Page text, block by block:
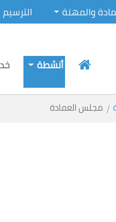
والمهنة الترسيم
أنشطة
مجلس العمادة